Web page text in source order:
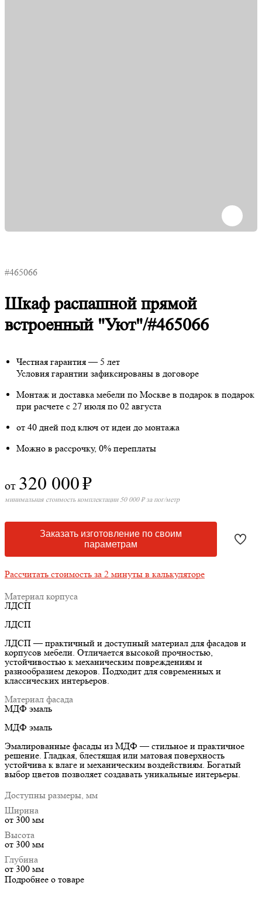
#465066
Шкаф распашной прямой
встроенный "Уют"/#465066
Честная гарантия — 5 лет
Условия гарантии зафиксированы в договоре
Монтаж и доставка мебели по Москве в подарок в подарок
при расчете с 27 июля по 02 августа
от 40 дней под ключ от идеи до монтажа
Можно в рассрочку, 0% переплаты
от 320 000₽
минимальная стоимость комплектации 50 000 ₽ за пог/метр
Заказать изготовление по своим
параметрам
Рассчитать стоимость за 2 минуты в калькуляторе
Материал корпуса
ЛДСП
ЛДСП
ЛДСП — практичный и доступный материал для фасадов и
корпусов мебели. Отличается высокой прочностью,
устойчивостью к механическим повреждениям и
разнообразием декоров. Подходит для современных и
классических интерьеров.
Материал фасада
МДФ эмаль
МДФ эмаль
Эмалированные фасады из МДФ — стильное и практичное
решение. Гладкая, блестящая или матовая поверхность
устойчива к влаге и механическим воздействиям. Богатый
выбор цветов позволяет создавать уникальные интерьеры.
Доступны размеры, мм
Ширина
от 300 мм
Высота
от 300 мм
Глубина
от 300 мм
Подробнее о товаре